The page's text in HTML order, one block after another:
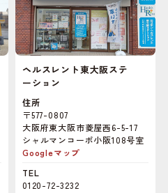
ヘルスレント東大阪ステ
ーション
住所
〒577-0807
大阪府東大阪市菱屋西6-5-17
シャルマンコーポ小阪108号室
Googleマップ
TEL
0120-72-3232